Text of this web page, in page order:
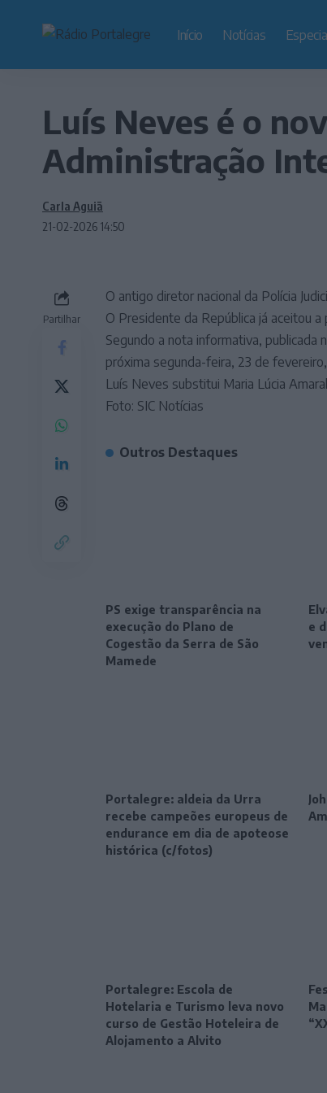
Início Notícias
Luís Neves é o
Administração
21-02-2026 14:50
Carla Aguiã
Partilhar
O antigo diretor nacional da Polícia
O Presidente da República já aceitou
Segundo a nota informativa, publicada
próxima segunda-feira, 23 de
Luís Neves substitui Maria Lúcia
Foto: SIC Notícias
Outros Destaques
PS exige transparência na
execução do Plano de
Cogestão da Serra de São
Mamede
e
Portalegre: aldeia da Urra
recebe campeões europeus de
endurance em dia de apoteose
histórica (c/fotos)
Portalegre: Escola de
Hotelaria e Turismo leva novo
curso de Gestão Hoteleira de
Alojamento a Alvito